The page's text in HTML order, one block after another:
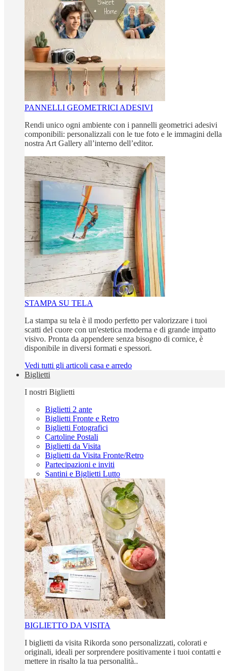
PANNELLI GEOMETRICI ADESIVI
Rendi unico ogni ambiente con i pannelli geometrici adesivi
componibili: personalizzali con le tue foto e le immagini della
nostra Art Gallery all’interno dell’editor.
STAMPA SU TELA
La stampa su tela è il modo perfetto per valorizzare i tuoi
scatti del cuore con un'estetica moderna e di grande impatto
visivo. Pronta da appendere senza bisogno di cornice, è
disponibile in diversi formati e spessori.
Vedi tutti gli articoli casa e arredo
Biglietti
I nostri Biglietti
Biglietti 2 ante
Biglietti Fronte e Retro
Biglietti Fotografici
Cartoline Postali
Biglietti da Visita
Biglietti da Visita Fronte/Retro
Partecipazioni e inviti
Santini e Biglietti Lutto
BIGLIETTO DA VISITA
I biglietti da visita Rikorda sono personalizzati, colorati e
originali, ideali per sorprendere positivamente i tuoi contatti e
mettere in risalto la tua personalità..